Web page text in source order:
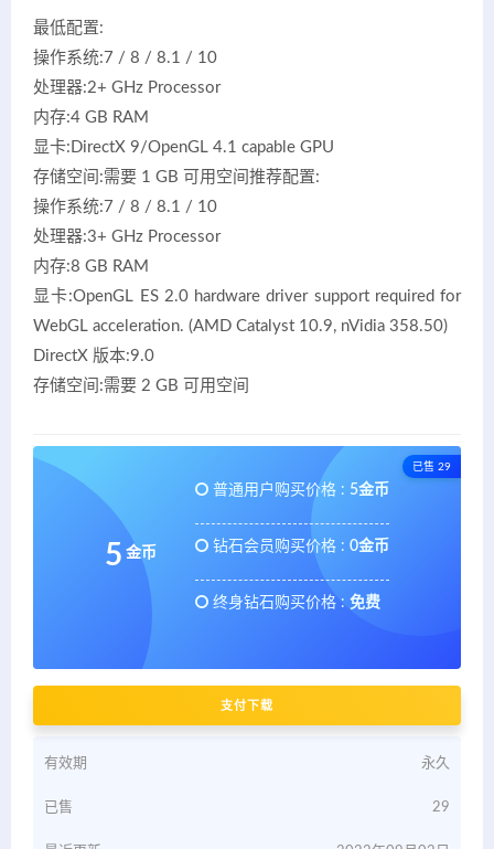
最低配置:
操作系统:7 / 8 / 8.1 / 10
处理器:2+ GHz Processor
内存:4 GB RAM
显卡:DirectX 9/OpenGL 4.1 capable GPU
存储空间:需要 1 GB 可用空间推荐配置:
操作系统:7 / 8 / 8.1 / 10
处理器:3+ GHz Processor
内存:8 GB RAM
显卡:OpenGL ES 2.0 hardware driver support required for
WebGL acceleration. (AMD Catalyst 10.9, nVidia 358.50)
DirectX 版本:9.0
存储空间:需要 2 GB 可用空间
已售 29
5 金币
普通用户购买价格 : 5金币
钻石会员购买价格 : 0金币
终身钻石购买价格 : 免费
支付下载
有效期 永久
已售 29